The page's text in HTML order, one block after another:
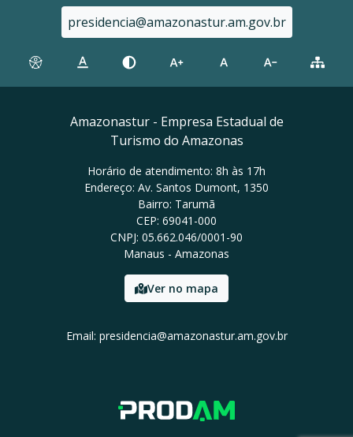
presidencia@amazonastur.am.gov.br
Amazonastur - Empresa Estadual de
Turismo do Amazonas
Horário de atendimento: 8h às 17h
Endereço: Av. Santos Dumont, 1350
Bairro: Tarumã
CEP: 69041-000
CNPJ: 05.662.046/0001-90
Manaus - Amazonas
Ver no mapa
Email: presidencia@amazonastur.am.gov.br